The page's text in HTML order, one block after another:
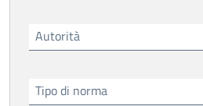
Autorità
Tipo di norma